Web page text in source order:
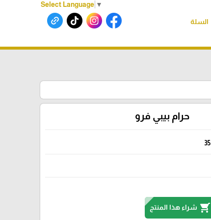
Select Language ▼
السلة
حرام بيبي فرو
35
shopping_cart شراء هذا المنتج